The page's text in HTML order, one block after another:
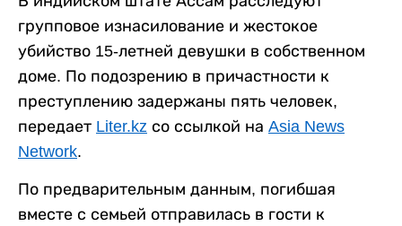
групповое изнасилование и жестокое
убийство 15-летней девушки в собственном
доме. По подозрению в причастности к
преступлению задержаны пять человек,
передает Liter.kz со ссылкой на Asia News
Network.
По предварительным данным, погибшая
вместе с семьей отправилась в гости к